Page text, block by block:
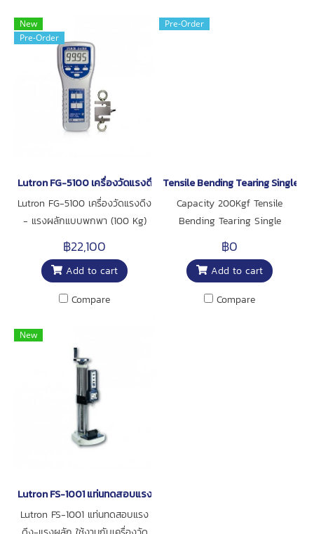
New
Pre-Order
Lutron FG-5100 เครื่องวัดแรงดึง - แรงผลักแบบพกพา (100 Kg)
Lutron FG-5100 เครื่องวัดแรงดึง
- แรงผลักแบบพกพา (100 Kg)
ช่วงการวัด: 100 Kg, 220 Lb,
980 Newton สามารเลือกแสดง
หน่วยการวัดได้ 3 หน่วย ฟังก์ชั่น
Peak, Hold, Zero, Positive,
Reverse display ฟังก์ชั่นแจ้ง
เตือนเมื่อแบตเตอรี่ต่ำ และ Over-
load Protection หน้าจอ LCD
ขนาดใหญ่ พร้อมไฟ backlight
รองรับการเชื่อมต่อ PC แบบ RS-
232, USB ยี่ห้อ Lutron
฿22,100
Add to cart
Compare
Pre-Order
Tensile Bending Tearing Single
Capacity 200Kgf Tensile
Bending Tearing Single
Column Material Testing
Machine Stroke 650mm
฿0
Add to cart
Compare
New
Lutron FS-1001 แท่นทดสอบแรงดึง-แรงผลัก
Lutron FS-1001 แท่นทดสอบแรง